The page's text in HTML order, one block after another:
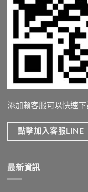
添加賴客服可以快速下
點擊加入客服LINE
最新資訊